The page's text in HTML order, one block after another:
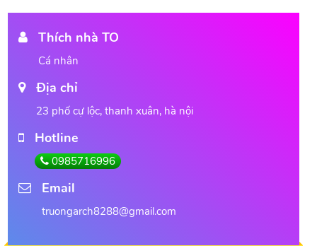
Thích nhà TO
Cá nhân
Địa chỉ
23 phố cự lộc, thanh xuân, hà nội
Hotline
0985716996
Email
truongarch8288@gmail.com